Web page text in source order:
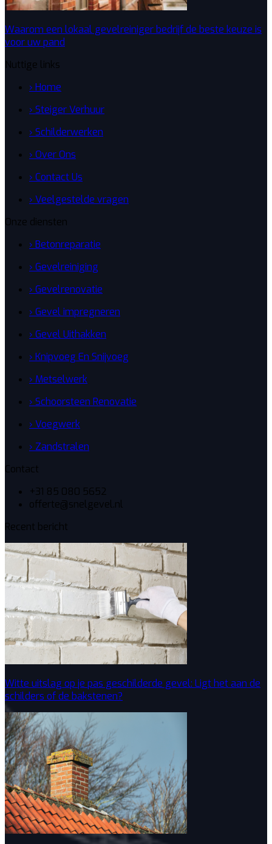
Waarom een lokaal gevelreiniger bedrijf de beste keuze is
voor uw pand
Nuttige links
› Home
› Steiger Verhuur
› Schilderwerken
› Over Ons
› Contact Us
› Veelgestelde vragen
Onze diensten
› Betonreparatie
› Gevelreiniging
› Gevelrenovatie
› Gevel impregneren
› Gevel Uithakken
› Knipvoeg En Snijvoeg
› Metselwerk
› Schoorsteen Renovatie
› Voegwerk
› Zandstralen
Contact
+31 85 080 5652
offerte@snelgevel.nl
Recent bericht
Witte uitslag op je pas geschilderde gevel: Ligt het aan de
schilders of de bakstenen?